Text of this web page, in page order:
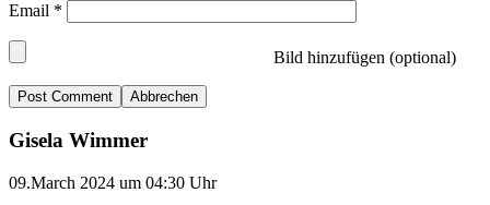
Email *
Bild hinzufügen (optional)
Abbrechen
Gisela Wimmer
09.March 2024 um 04:30 Uhr